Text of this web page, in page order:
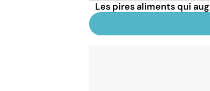
Les pires aliments qui